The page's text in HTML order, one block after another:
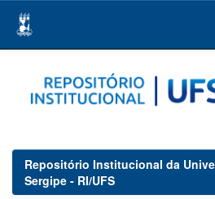
navigation
Repositório Institucional da
Sergipe - RI/UFS